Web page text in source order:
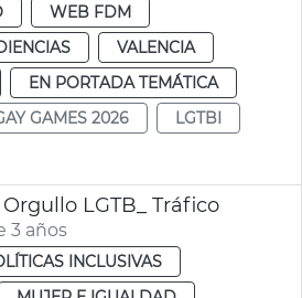
WEB FDM
VALENCIA
EN PORTADA TEMÁTICA
GAMES 2026
LGTBI
LGTB_ Tráfico
3 años
INCLUSIVAS